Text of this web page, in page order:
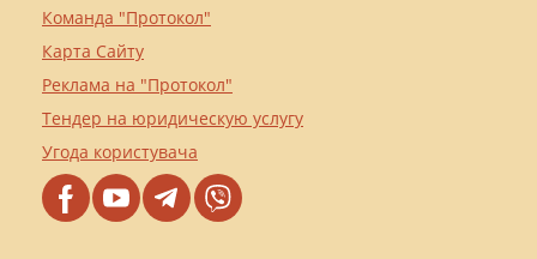
Команда "Протокол"
Карта Сайту
Реклама на "Протокол"
Тендер на юридическую услугу
Угода користувача